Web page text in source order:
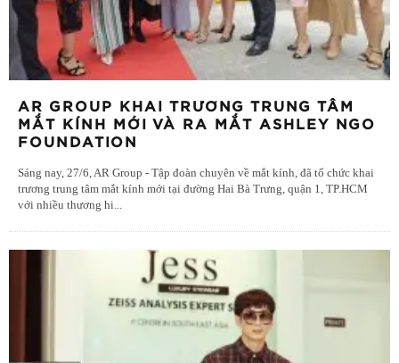
AR GROUP KHAI TRƯƠNG TRUNG TÂM
MẮT KÍNH MỚI VÀ RA MẮT ASHLEY NGO
FOUNDATION
Sáng nay, 27/6, AR Group - Tập đoàn chuyên về mắt kính, đã tổ chức khai
trương trung tâm mắt kính mới tại đường Hai Bà Trưng, quận 1, TP.HCM
với nhiều thương hi